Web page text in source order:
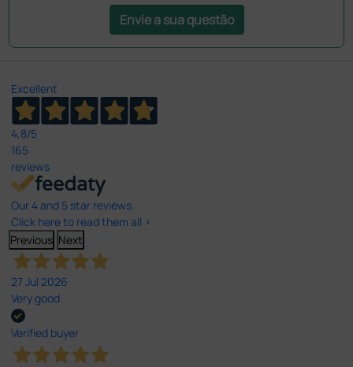
Envie a sua questão
Excellent
4,8/5
165
reviews
Our 4 and 5 star reviews.
Click here to read them all >
Previous Next
27 Jul 2026
Very good
Verified buyer